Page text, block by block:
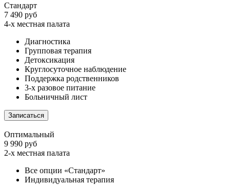
Стандарт
7 490 руб
4-х местная палата
Диагностика
Групповая терапия
Детоксикация
Круглосуточное наблюдение
Поддержка родственников
3-х разовое питание
Больничный лист
Записаться
Оптимальный
9 990 руб
2-х местная палата
Все опции «Стандарт»
Индивидуальная терапия